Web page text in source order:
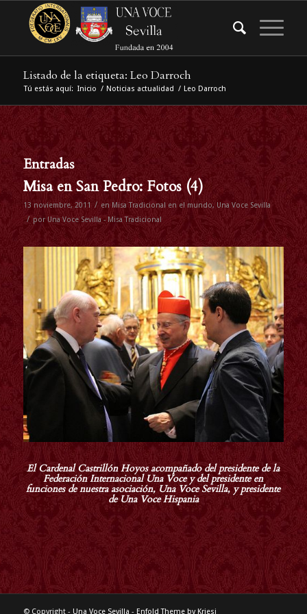
Listado de la etiqueta: Leo Darroch
Tú estás aquí: Inicio / Noticias actualidad / Leo Darroch
Entradas
Misa en San Pedro: Fotos (4)
13 noviembre, 2011 / enMisa Tradicional en el mundo, Una Voce Sevilla
/ por Una Voce Sevilla - Misa Tradicional
El Cardenal Castrillón Hoyos acompañado del presidente de la
Federación Internacional Una Voce y del presidente en
funciones de nuestra asociación, Una Voce Sevilla, y presidente
de Una Voce Hispania
© Copyright - Una Voce Sevilla - Enfold Theme by Kriesi